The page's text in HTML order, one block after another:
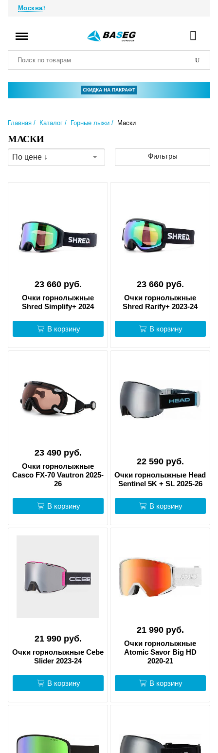
Москва
СКИДКА НА ПАКРАФТ
Главная Каталог Горные лыжи Маски
МАСКИ
По цене ↓ Фильтры
23 660 руб.
Очки горнолыжные
Shred Simplify+ 2024
В корзину
23 660 руб.
Очки горнолыжные
Shred Rarify+ 2023-24
В корзину
23 490 руб.
Очки горнолыжные
Casco FX-70 Vautron 2025-
26
В корзину
22 590 руб.
Очки горнолыжные Head
Sentinel 5K + SL 2025-26
В корзину
21 990 руб.
Очки горнолыжные Cebe
Slider 2023-24
В корзину
21 990 руб.
Очки горнолыжные
Atomic Savor Big HD
2020-21
В корзину